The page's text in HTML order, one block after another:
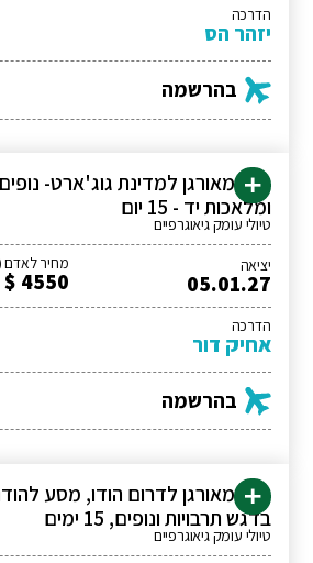
הדרכה
יזהר הס
בהרשמה
טיול מאורגן למדינת גוג'ארט-
ומלאכות יד - 15 יום
טיולי עומק גיאוגרפיים
יציאה
05.01.27
מחיר לאדם
4550 $
הדרכה
אחיק דור
בהרשמה
טיול מאורגן לדרום הודו, מסע
בדגש תרבויות ונופים, 15 ימים
טיולי עומק גיאוגרפיים